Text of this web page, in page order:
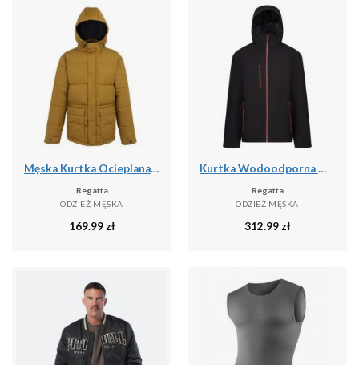
Męska Kurtka Ocieplana Falkner
Regatta
ODZIEŻ MĘSKA
169.99 zł
Kurtka Wodoodporna Męska Ocieplana
Regatta
ODZIEŻ MĘSKA
312.99 zł